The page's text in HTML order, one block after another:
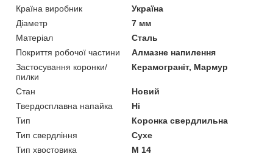
Країна виробник
Україна
Діаметр
7 мм
Матеріал
Сталь
Покриття робочої частини
Алмазне напилення
Застосування коронки/
пилки
Керамограніт, Мармур
Стан
Новий
Твердосплавна напайка
Ні
Тип
Коронка свердлильна
Тип свердління
Сухе
Тип хвостовика
М 14